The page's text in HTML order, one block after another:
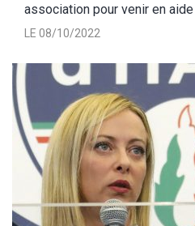
association pour venir en
LE 08/10/2022